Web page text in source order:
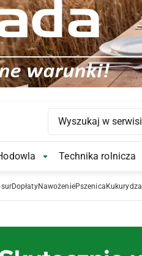
Submenu
Hodowla Submenu
Technika rolnicza
DopłatyNawożeniePszenica Kukurydza